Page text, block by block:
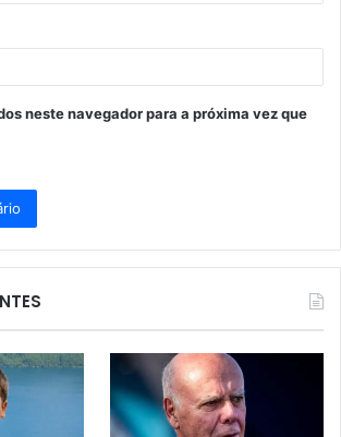
neste navegador para a próxima vez que